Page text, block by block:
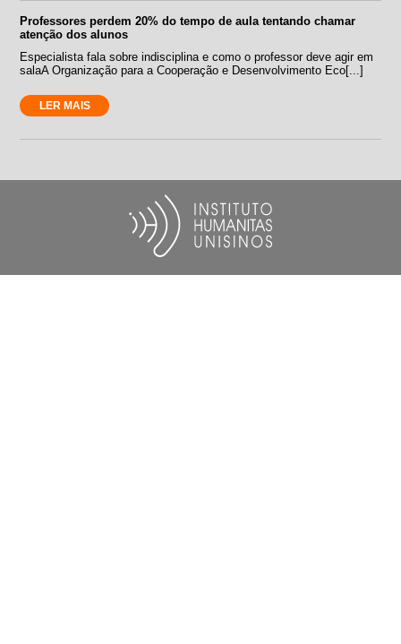
Professores perdem 20% do tempo de aula tentando chamar
atenção dos alunos
Especialista fala sobre indisciplina e como o professor deve agir em
salaA Organização para a Cooperação e Desenvolvimento Eco[...]
LER MAIS